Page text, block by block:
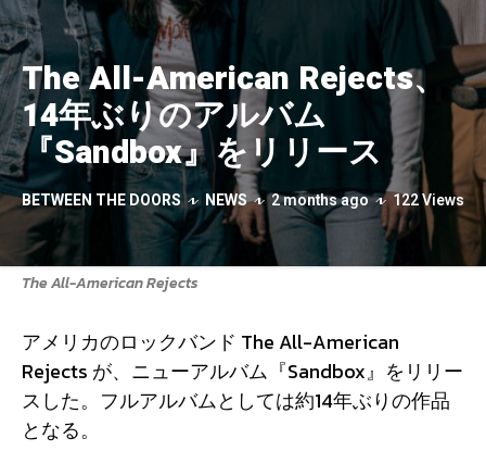
The All-American Rejects、
14年ぶりのアルバム
『Sandbox』をリリース
BETWEEN THE DOORS NEWS 2 months ago 122 Views
The All-American Rejects
アメリカのロックバンド The All-American
Rejects が、ニューアルバム『Sandbox』をリリー
スした。フルアルバムとしては約14年ぶりの作品
となる。